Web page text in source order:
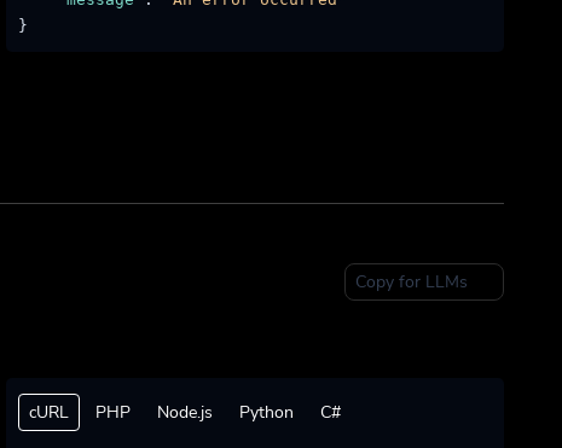
}
Copy for LLMs
cURL PHP Node.js Python C#